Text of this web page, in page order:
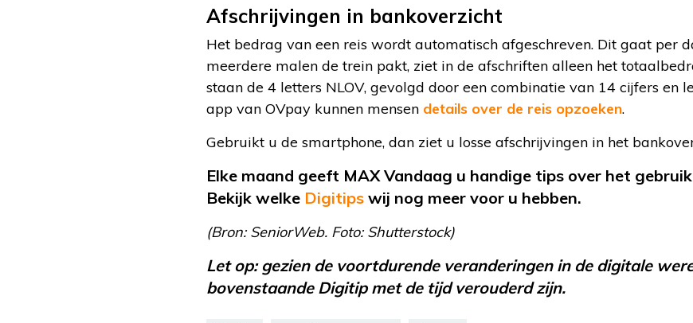
Afschrijvingen in bankoverzicht
Het bedrag van een reis wordt automatisch afgeschreven. Dit gaat per
meerdere malen de trein pakt, ziet in de afschriften alleen het
staan de 4 letters NLOV, gevolgd door een combinatie van 14 cijfers en
app van OVpay kunnen mensen details over de reis opzoeken.
Gebruikt u de smartphone, dan ziet u losse afschrijvingen in het
Elke maand geeft MAX Vandaag u handige tips over het
Bekijk welke Digitips wij nog meer voor u hebben.
(Bron: SeniorWeb. Foto: Shutterstock)
Let op: gezien de voortdurende veranderingen in de digitale
bovenstaande Digitip met de tijd verouderd zijn.